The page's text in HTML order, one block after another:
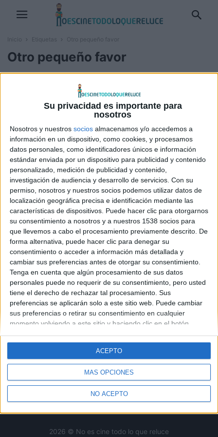
Su privacidad es importante para
nosotros
Nosotros y nuestros socios almacenamos y/o accedemos a
información en un dispositivo, como cookies, y procesamos
datos personales, como identificadores únicos e información
estándar enviada por un dispositivo para publicidad y contenido
personalizado, medición de publicidad y contenido,
investigación de audiencia y desarrollo de servicios. Con su
permiso, nosotros y nuestros socios podemos utilizar datos de
localización geográfica precisa e identificación mediante las
características de dispositivos. Puede hacer clic para otorgarnos
su consentimiento a nosotros y a nuestros 1538 socios para
que llevemos a cabo el procesamiento previamente descrito. De
forma alternativa, puede hacer clic para denegar su
consentimiento o acceder a información más detallada y
cambiar sus preferencias antes de otorgar su consentimiento.
Tenga en cuenta que algún procesamiento de sus datos
personales puede no requerir de su consentimiento, pero usted
tiene el derecho de rechazar tal procesamiento. Sus
preferencias se aplicarán solo a este sitio web. Puede cambiar
sus preferencias o retirar su consentimiento en cualquier
momento volviendo a este sitio y haciendo clic en el botón
"Privacidad" en la parte inferior de la página web.
MÁS OPCIONES
NO ACEPTO
ACEPTO
Inicio Etiquetas Otro pequeño favor
Otro pequeño favor
póster oficial de ‘Otro...
David Pérez "Davicine" 15 abril, 2025
SOBRE NOSOTROS
No es cine todo lo que relucees una web dedicada a la
crítica y actualidad tanto de cine como de series, sin
olvidarse del formato físico, festivales, entrevistas,
concursos...
Desde 2008 viviendo la pasión por el séptimo arte.
SÍGUENOS
Teatro Formato Físico
2026 © No es cine todo lo que reluce